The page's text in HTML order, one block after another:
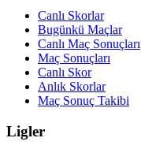
Canlı Skorlar
Bugünkü Maçlar
Canlı Maç Sonuçları
Maç Sonuçları
Canlı Skor
Anlık Skorlar
Maç Sonuç Takibi
Ligler